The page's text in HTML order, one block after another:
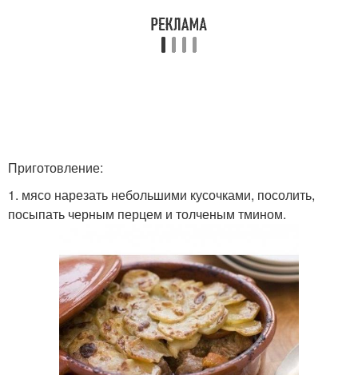
Приготовление:
1. мясо нарезать небольшими кусочками, посолить,
посыпать черным перцем и толченым тмином.